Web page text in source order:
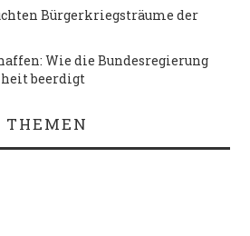
Bürgerkriegsträume der
Wie die Bundesregierung
beerdigt
THEMEN